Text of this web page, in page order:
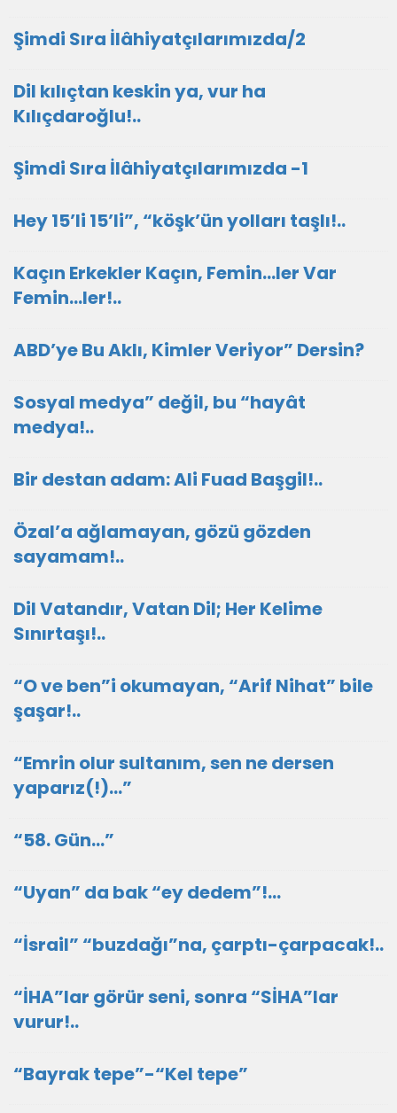
​Şimdi Sıra İlâhiyatçılarımızda/2
Dil kılıçtan keskin ya, vur ha
Kılıçdaroğlu!..
​Şimdi Sıra İlâhiyatçılarımızda -1
Hey 15’li 15’li”, “köşk’ün yolları taşlı!..
Kaçın Erkekler Kaçın, Femin…ler Var
Femin…ler!..
ABD’ye Bu Aklı, Kimler Veriyor” Dersin?
Sosyal medya” değil, bu “hayât
medya!..
Bir destan adam: Ali Fuad Başgil!..
Özal’a ağlamayan, gözü gözden
sayamam!..
Dil Vatandır, Vatan Dil; Her Kelime
Sınırtaşı!..
“O ve ben”i okumayan, “Arif Nihat” bile
şaşar!..
“Emrin olur sultanım, sen ne dersen
yaparız(!)…”
“58. Gün…”
“Uyan” da bak “ey dedem”!...
“İsrail” “buzdağı”na, çarptı-çarpacak!..
“İHA”lar görür seni, sonra “SİHA”lar
vurur!..
“Bayrak tepe”-“Kel tepe”